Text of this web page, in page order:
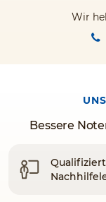
Wir
Bessere